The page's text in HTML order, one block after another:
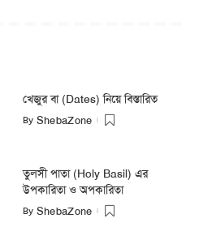
খেজুর বা (Dates) নিয়ে বিস্তারিত
By ShebaZone
তুলসী পাতা (Holy Basil) এর
উপকারিতা ও অপকারিতা
By ShebaZone